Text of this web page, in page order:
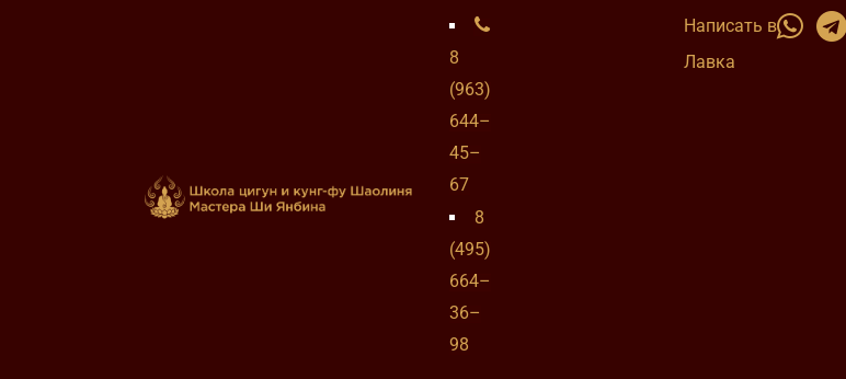
8
(963)
644–
45–
67
8
(495)
664–
36–
98
Написать в
Лавка